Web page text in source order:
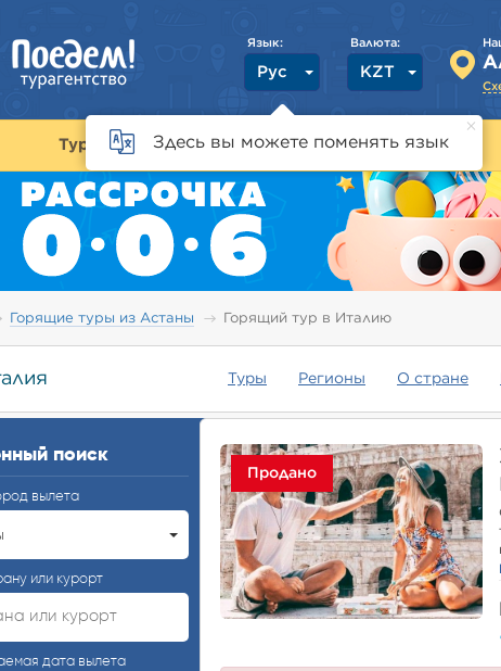
Валюта:
KZT
Язык:
Рус
Здесь вы можете поменять язык
Туры Страны Горящие туры
Горящие туры из Астаны Горящий тур в Италию
Туры Регионы О стране
поиск
вылета
или курорт
дата вылета
Продано